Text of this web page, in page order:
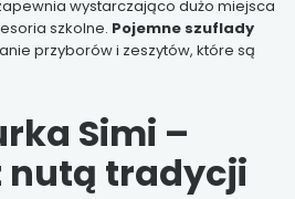
wystarczająco dużo miejsca
szkolne. Pojemne szuflady
przyborów i zeszytów, które są
Simi –
nutą tradycji